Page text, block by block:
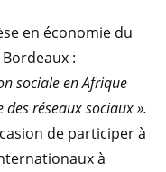
en économie du
:
sociale en Afrique
des réseaux sociaux ».
de participer à
à